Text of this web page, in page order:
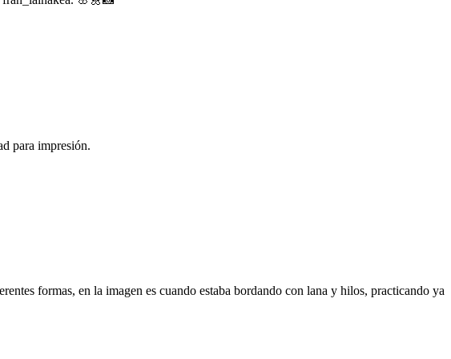
para impresión.
formas, en la imagen es cuando estaba bordando con lana y hilos, practicando ya